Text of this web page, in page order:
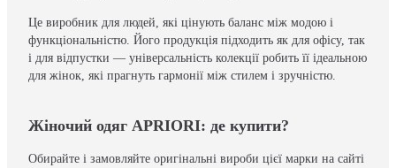
Це виробник для людей, які цінують баланс між модою і
функціональністю. Його продукція підходить як для офісу, так
і для відпустки — універсальність колекції робить її ідеальною
для жінок, які прагнуть гармонії між стилем і зручністю.
Жіночий одяг APRIORI: де купити?
Обирайте і замовляйте оригінальні вироби цієї марки на сайті